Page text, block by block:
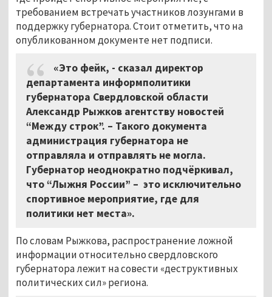
требованием встречать участников лозунгами в
поддержку губернатора. Стоит отметить, что на
опубликованном документе нет подписи.
«Это фейк, - сказал директор
департамента информполитики
губернатора Свердловской области
Александр Рыжков агентству новостей
“Между строк”. – Такого документа
администрация губернатора не
отправляла и отправлять не могла.
Губернатор неоднократно подчёркивал,
что “Лыжня России” – это исключительно
спортивное мероприятие, где для
политики нет места».
По словам Рыжкова, распространение ложной
информации относительно свердловского
губернатора лежит на совести «деструктивных
политических сил» региона.